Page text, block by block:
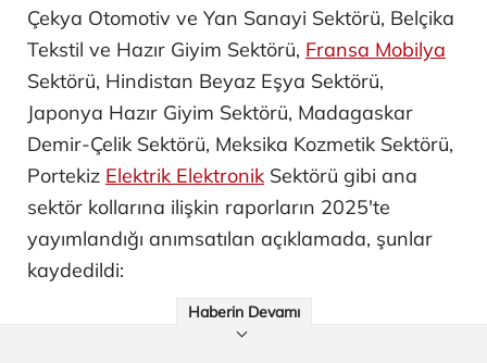
Çekya Otomotiv ve Yan Sanayi ​Sektörü, Belçika
Tekstil ve Hazır Giyim Sektörü, Fransa Mobilya
Sektörü, Hindistan Beyaz Eşya Sektörü,
Japonya Hazır Giyim Sektörü, Madagaskar
Demir-Çelik Sektörü, Meksika Kozmetik Sektörü,
Portekiz Elektrik Elektronik Sektörü gibi ana
sektör kollarına ilişkin raporların 2025'te
yayımlandığı anımsatılan açıklamada, şunlar
kaydedildi:
Haberin Devamı